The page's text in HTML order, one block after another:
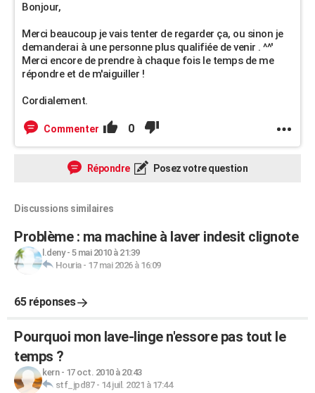
Bonjour,
Merci beaucoup je vais tenter de regarder ça, ou sinon je
demanderai à une personne plus qualifiée de venir . ^^'
Merci encore de prendre à chaque fois le temps de me
répondre et de m'aiguiller !
Cordialement.
Commenter 0
Répondre Posez votre question
Discussions similaires
Problème : ma machine à laver indesit clignote
l.deny- 5 mai 2010 à 21:39
Houria- 17 mai 2026 à 16:09
65 réponses
Pourquoi mon lave-linge n'essore pas tout le
temps ?
kern- 17 oct. 2010 à 20:43
stf_jpd87- 14 juil. 2021 à 17:44